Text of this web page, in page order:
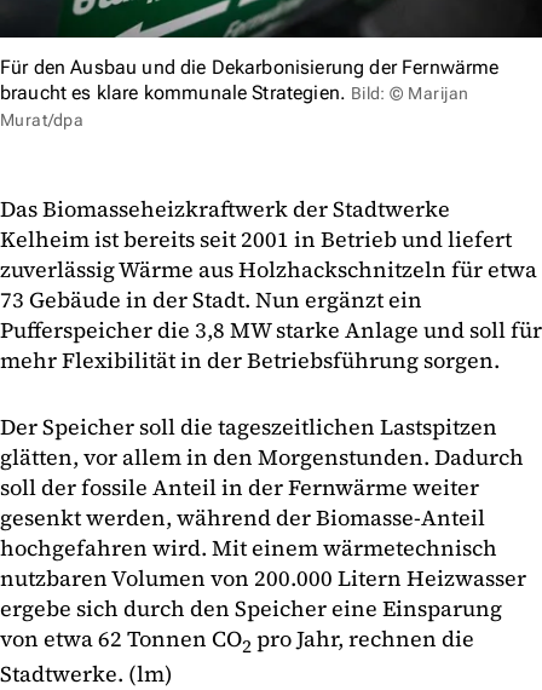
Für den Ausbau und die Dekarbonisierung der Fernwärme
braucht es klare kommunale Strategien. Bild: © Marijan
Murat/dpa
Das Biomasseheizkraftwerk der Stadtwerke
Kelheim ist bereits seit 2001 in Betrieb und liefert
zuverlässig Wärme aus Holzhackschnitzeln für etwa
73 Gebäude in der Stadt. Nun ergänzt ein
Pufferspeicher die 3,8 MW starke Anlage und soll für
mehr Flexibilität in der Betriebsführung sorgen.
Der Speicher soll die tageszeitlichen Lastspitzen
glätten, vor allem in den Morgenstunden. Dadurch
soll der fossile Anteil in der Fernwärme weiter
gesenkt werden, während der Biomasse-Anteil
hochgefahren wird. Mit einem wärmetechnisch
nutzbaren Volumen von 200.000 Litern Heizwasser
ergebe sich durch den Speicher eine Einsparung
von etwa 62 Tonnen CO2pro Jahr, rechnen die
Stadtwerke. (lm)